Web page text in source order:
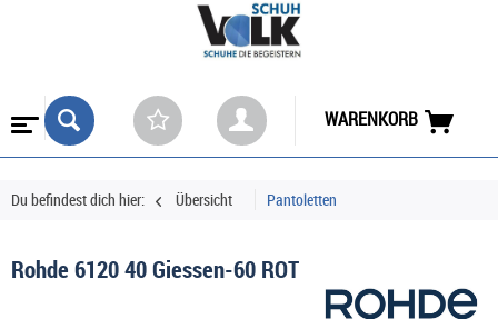
WARENKORB
Du befindest dich hier: Übersicht Pantoletten
Rohde 6120 40 Giessen-60 ROT